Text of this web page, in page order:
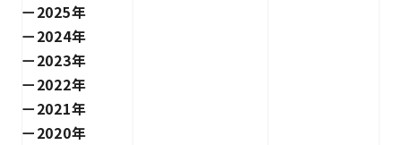
2025年
2024年
2023年
2022年
2021年
2020年